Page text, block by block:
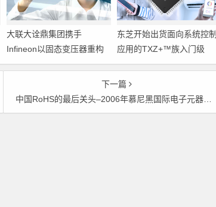
大联大诠鼎集团携手
Infineon以固态变压器重构
配电效率新标杆
东芝开始出货面向系统控制
应用的TXZ+™族入门级
M4V组（搭载Arm
Cortex‑M4内核的标准微控
制器）工程样品
下一篇
中国RoHS的最后关头–2006年慕尼黑国际电子元器件博览会最新信息